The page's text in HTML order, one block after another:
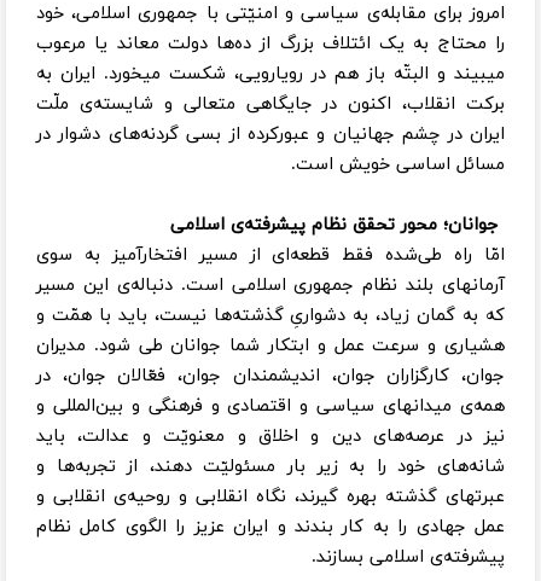
امروز برای مقابله‌ی سیاسی و امنیّتی با جمهوری اسلامی، خود
را محتاج به یک ائتلاف بزرگ از ده‌ها دولت معاند یا مرعوب
میبیند و البتّه باز هم در رویارویی، شکست میخورد. ایران به
برکت انقلاب، اکنون در جایگاهی متعالی و شایسته‌ی ملّت
ایران در چشم جهانیان و عبورکرده از بسی گردنه‌های دشوار در
مسائل اساسی خویش است.
جوانان؛ محور تحقق نظام پیشرفته‌ی اسلامی
امّا راه طی‌شده فقط قطعه‌ای از مسیر افتخارآمیز به سوی
آرمانهای بلند نظام جمهوری اسلامی است. دنباله‌ی این مسیر
که به گمان زیاد، به دشواریِ گذشته‌ها نیست، باید با همّت و
هشیاری و سرعت عمل و ابتکار شما جوانان طی شود. مدیران
جوان، کارگزاران جوان، اندیشمندان جوان، فعّالان جوان، در
همه‌ی میدانهای سیاسی و اقتصادی و فرهنگی و بین‌المللی و
نیز در عرصه‌های دین و اخلاق و معنویّت و عدالت، باید
شانه‌های خود را به زیر بار مسئولیّت دهند، از تجربه‌ها و
عبرتهای گذشته بهره گیرند، نگاه انقلابی و روحیه‌ی انقلابی و
عمل جهادی را به کار بندند و ایران عزیز را الگوی کامل نظام
پیشرفته‌ی اسلامی بسازند.